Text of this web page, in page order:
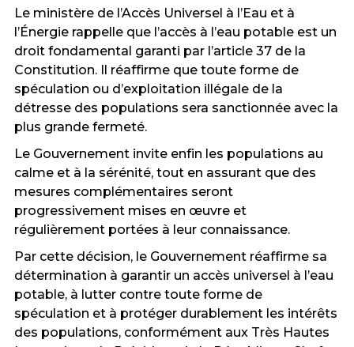
Le ministère de l’Accès Universel à l’Eau et à
l’Énergie rappelle que l’accès à l’eau potable est un
droit fondamental garanti par l’article 37 de la
Constitution. Il réaffirme que toute forme de
spéculation ou d’exploitation illégale de la
détresse des populations sera sanctionnée avec la
plus grande fermeté.
Le Gouvernement invite enfin les populations au
calme et à la sérénité, tout en assurant que des
mesures complémentaires seront
progressivement mises en œuvre et
régulièrement portées à leur connaissance.
Par cette décision, le Gouvernement réaffirme sa
détermination à garantir un accès universel à l’eau
potable, à lutter contre toute forme de
spéculation et à protéger durablement les intérêts
des populations, conformément aux Très Hautes